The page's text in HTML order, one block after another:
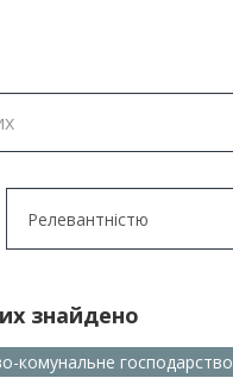
знайдено
комунальне господарство